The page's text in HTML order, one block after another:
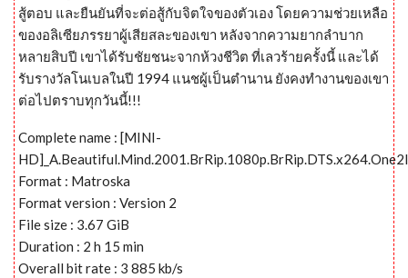
สู้ตอบ และยืนยันที่จะต่อสู้กับจิตใจของตัวเอง โดยความช่วยเหลือ
ของอลิเซียภรรยาผู้เสียสละของเขา หลังจากความยากลำบาก
หลายสิบปี เขาได้รับชัยชนะจากห้วงชีวิต ที่เลวร้ายครั้งนี้ และได้
รับรางวัลโนเบลในปี 1994 แนชผู้เป็นตำนาน ยังคงทำงานของเขา
ต่อไปตราบทุกวันนี้!!!
Complete name : [MINI-
Format : Matroska
Format version : Version 2
File size : 3.67 GiB
Duration : 2 h 15 min
Overall bit rate : 3 885 kb/s